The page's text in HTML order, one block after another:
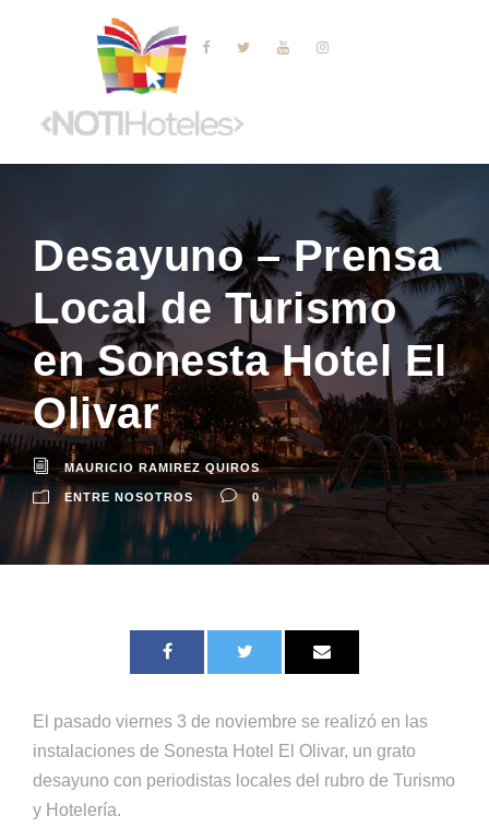
Desayuno – Prensa
Local de Turismo
en Sonesta Hotel El
Olivar
MAURICIO RAMIREZ QUIROS
ENTRE NOSOTROS 0
El pasado viernes 3 de noviembre se realizó en las
instalaciones de Sonesta Hotel El Olivar, un grato
desayuno con periodistas locales del rubro de Turismo
y Hotelería.